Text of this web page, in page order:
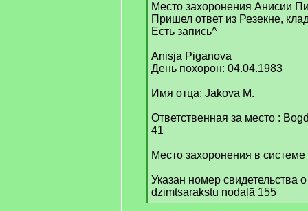
Место захоронения Анисии
Пришел ответ из Резекне,
Есть запись^
Anisja Piganova
День похорон: 04.04.1983
Имя отца: Jakova M.
Ответственная за место :
41
Место захоронения в
Указан номер свидетельства
dzimtsarakstu nodaļā 155
[